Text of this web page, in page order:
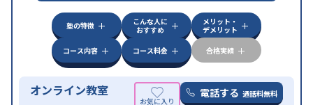
特徴
中高一貫校生に対応授業の振替可能 不登校生に対
オンライン対応 1科目から受講可能季節講習の
みの受講可
自習室あり
塾の特徴
こんな人に
おすすめ
メリット・
デメリット
コース内容
コース料金 合格実績
オンライン教室 電話する 通話料無料